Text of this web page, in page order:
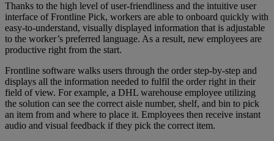
Thanks to the high level of user-friendliness and the intuitive user
interface of Frontline Pick, workers are able to onboard quickly with
easy-to-understand, visually displayed information that is adjustable
to the worker’s preferred language. As a result, new employees are
productive right from the start.
Frontline software walks users through the order step-by-step and
displays all the information needed to fulfil the order right in their
field of view. For example, a DHL warehouse employee utilizing
the solution can see the correct aisle number, shelf, and bin to pick
an item from and where to place it. Employees then receive instant
audio and visual feedback if they pick the correct item.